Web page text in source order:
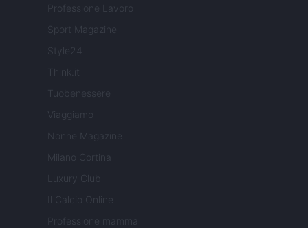
Professione Lavoro
Sport Magazine
Style24
Think.it
Tuobenessere
Viaggiamo
Nonne Magazine
Milano Cortina
Luxury Club
Il Calcio Online
Professione mamma